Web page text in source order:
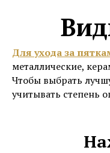
Для ухода за
металлические,
Чтобы выбрать
учитывать степень